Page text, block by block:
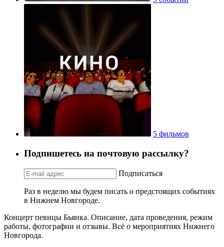
5 фильмов
Подпишетесь на почтовую рассылку?
Подписаться
Раз в неделю мы будем писать о предстоящих событиях
в Нижнем Новгороде.
Концерт певицы Бьянка. Описание, дата проведения, режим
работы, фотографии и отзывы. Всё о мероприятиях Нижнего
Новгорода.